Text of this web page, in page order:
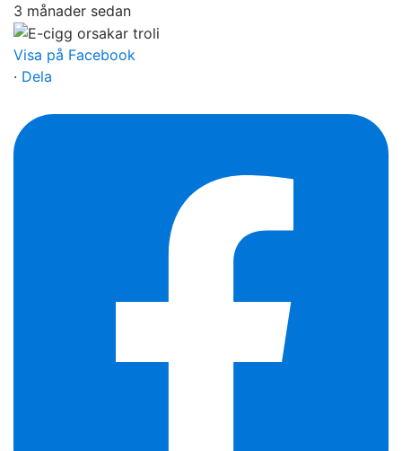
3 månader sedan
Visa på Facebook
· Dela